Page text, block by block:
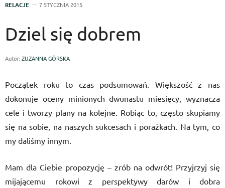
RELACJE 7 STYCZNIA 2015
Dziel się dobrem
Autor: ZUZANNA GÓRSKA
Początek roku to czas podsumowań. Większość z nas
dokonuje oceny minionych dwunastu miesięcy, wyznacza
cele i tworzy plany na kolejne. Robiąc to, często skupiamy
się na sobie, na naszych sukcesach i porażkach. Na tym, co
my daliśmy innym.
Mam dla Ciebie propozycję – zrób na odwrót! Przyjrzyj się
mijającemu rokowi z perspektywy darów i dobra